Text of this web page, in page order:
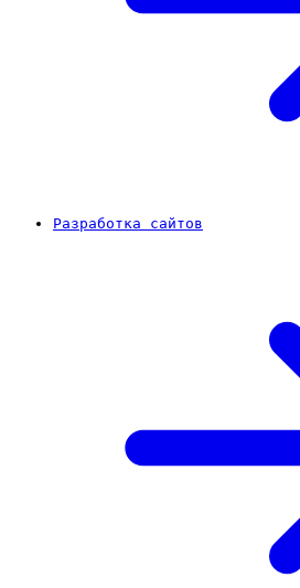
Разработка сайтов